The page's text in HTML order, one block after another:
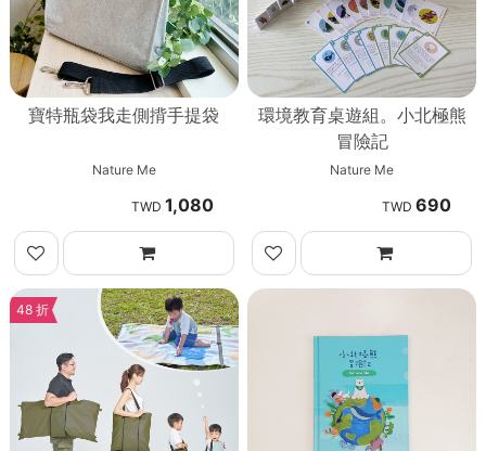
寶特瓶袋我走側揹手提袋
Nature Me
1,080
環境教育桌遊組。小北極熊
冒險記
Nature Me
690
48 折